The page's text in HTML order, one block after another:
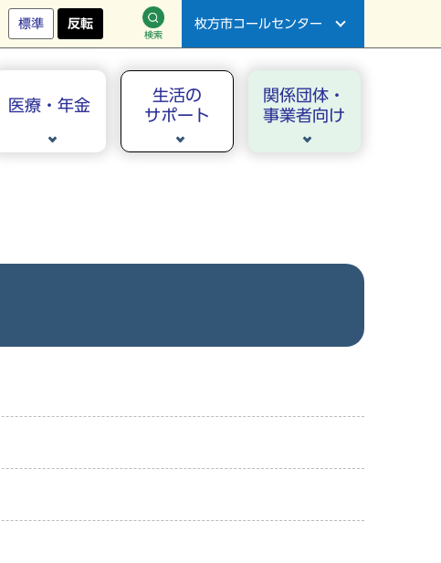
標準 反転
検索
枚方市コールセンター
医療・年金
生活の
サポート
関係団体・
事業者向け